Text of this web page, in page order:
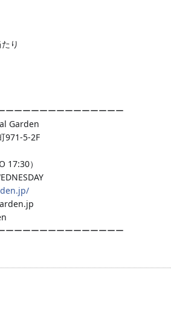
り
ーーーーーーーーーーーーーー
Garden
971-5-2F
17:30）
ーーーーーーーーーーーーーー